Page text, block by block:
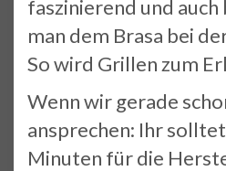
faszinierend und
man dem Brasa bei
So wird Grillen zum
Wenn wir gerade
ansprechen: Ihr solltet
Minuten für die